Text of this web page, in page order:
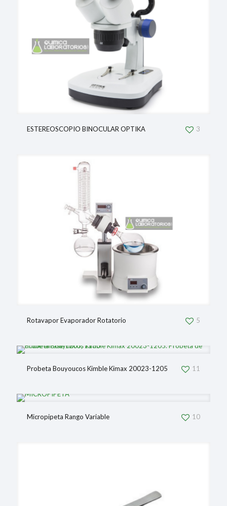
ESTEREOSCOPIO BINOCULAR OPTIKA 3
Rotavapor Evaporador Rotatorio 5
Probeta Bouyoucos Kimble Kimax 20023-1205 11
Micropipeta Rango Variable 10